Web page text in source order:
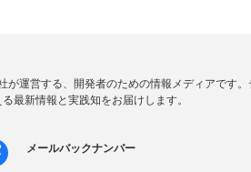
が運営する、開発者のための情報メディアです
最新情報と実践知をお届けします。
メールバックナンバー